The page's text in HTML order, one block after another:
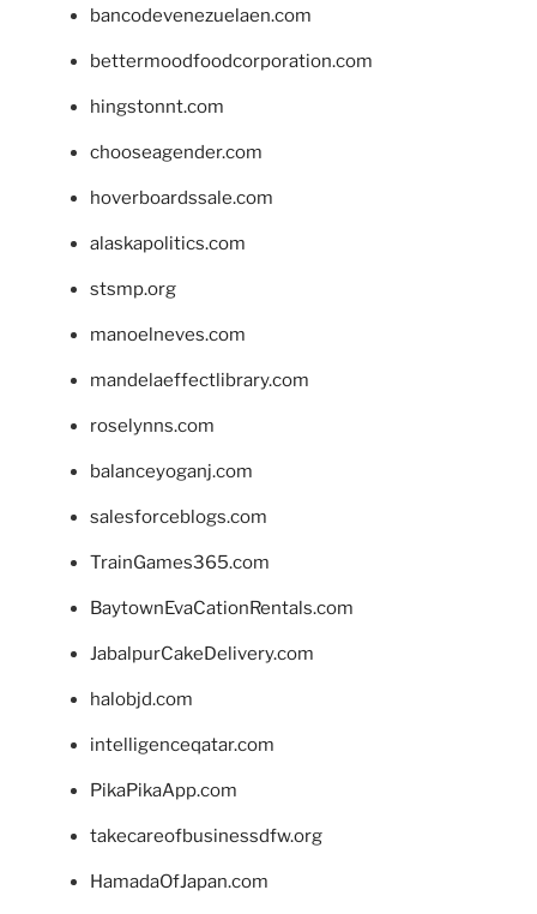
bancodevenezuelaen.com
bettermoodfoodcorporation.com
hingstonnt.com
chooseagender.com
hoverboardssale.com
alaskapolitics.com
stsmp.org
manoelneves.com
mandelaeffectlibrary.com
roselynns.com
balanceyoganj.com
salesforceblogs.com
TrainGames365.com
BaytownEvaCationRentals.com
JabalpurCakeDelivery.com
halobjd.com
intelligenceqatar.com
PikaPikaApp.com
takecareofbusinessdfw.org
HamadaOfJapan.com